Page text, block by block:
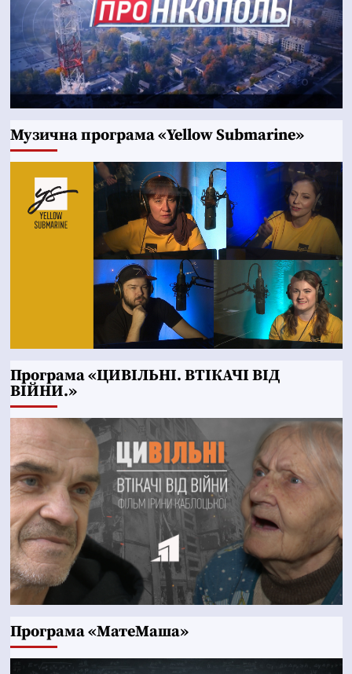
Музична програма «Yellow Submarine»
Програма «ЦИВІЛЬНІ. ВТІКАЧІ ВІД
ВІЙНИ.»
Програма «МатеМаша»